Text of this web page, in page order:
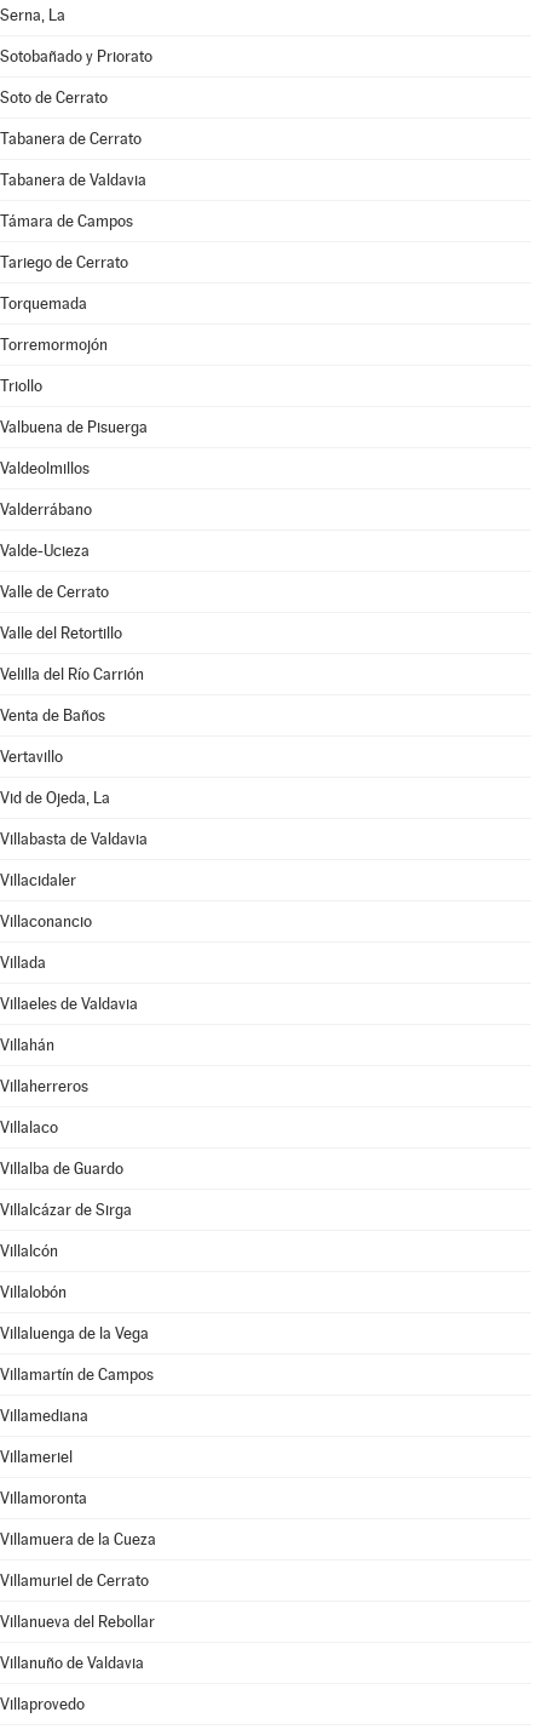
Serna, La
Sotobañado y Priorato
Soto de Cerrato
Tabanera de Cerrato
Tabanera de Valdavia
Támara de Campos
Tariego de Cerrato
Torquemada
Torremormojón
Triollo
Valbuena de Pisuerga
Valdeolmillos
Valderrábano
Valde-Ucieza
Valle de Cerrato
Valle del Retortillo
Velilla del Río Carrión
Venta de Baños
Vertavillo
Vid de Ojeda, La
Villabasta de Valdavia
Villacidaler
Villaconancio
Villada
Villaeles de Valdavia
Villahán
Villaherreros
Villalaco
Villalba de Guardo
Villalcázar de Sirga
Villalcón
Villalobón
Villaluenga de la Vega
Villamartín de Campos
Villamediana
Villameriel
Villamoronta
Villamuera de la Cueza
Villamuriel de Cerrato
Villanueva del Rebollar
Villanuño de Valdavia
Villaprovedo